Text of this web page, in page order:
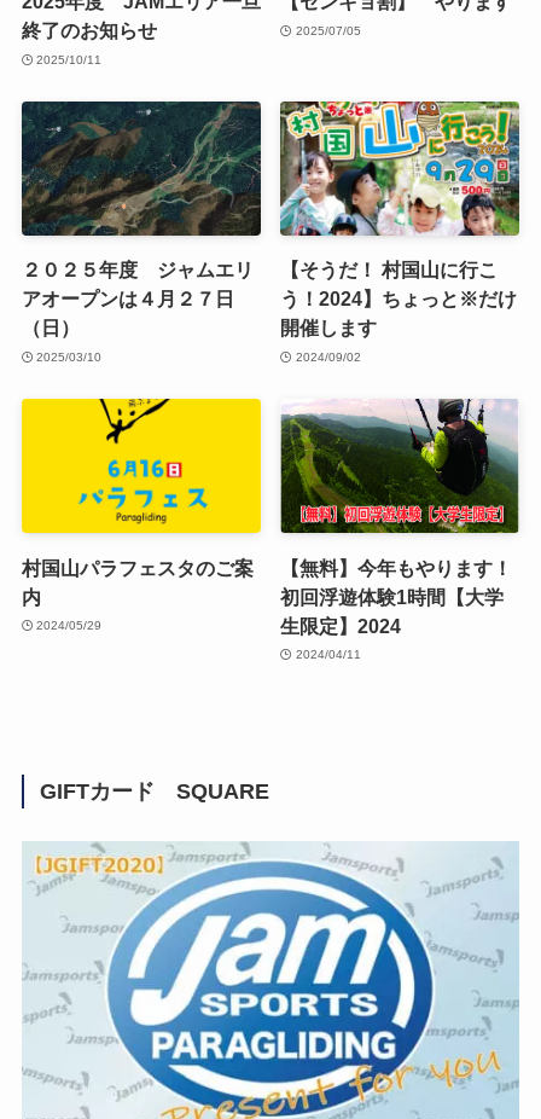
終了のお知らせ
2025/10/11
2025/07/05
２０２５年度 ジャムエリ
アオープンは４月２７日
（日）
2025/03/10
【そうだ！ 村国山に行こ
う！2024】ちょっと※だけ
開催します
2024/09/02
村国山パラフェスタのご案
内
2024/05/29
【無料】今年もやります！
初回浮遊体験1時間【大学
生限定】2024
2024/04/11
GIFTカード SQUARE